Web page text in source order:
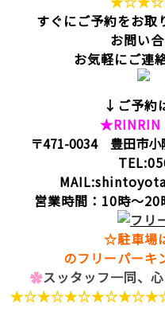
すぐにご予約をお取
お問い
お気軽にご連
↓ご予約
〒471-0034 豊田市小
営業時間：10時～
☆駐車場
のフリーパーキ
✿スッタッフ一同、